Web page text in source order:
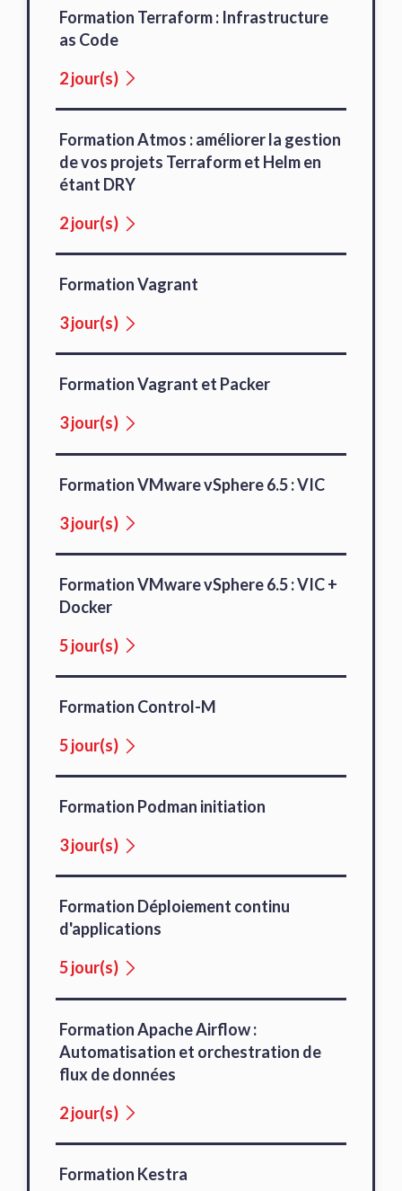
Formation Terraform : Infrastructure
as Code
2 jour(s)
Formation Atmos : améliorer la gestion
de vos projets Terraform et Helm en
étant DRY
2 jour(s)
Formation Vagrant
3 jour(s)
Formation Vagrant et Packer
3 jour(s)
Formation VMware vSphere 6.5 : VIC
3 jour(s)
Formation VMware vSphere 6.5 : VIC +
Docker
5 jour(s)
Formation Control-M
5 jour(s)
Formation Podman initiation
3 jour(s)
Formation Déploiement continu
d'applications
5 jour(s)
Formation Apache Airflow :
Automatisation et orchestration de
flux de données
2 jour(s)
Formation Kestra